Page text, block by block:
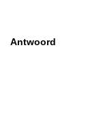
Antwoord